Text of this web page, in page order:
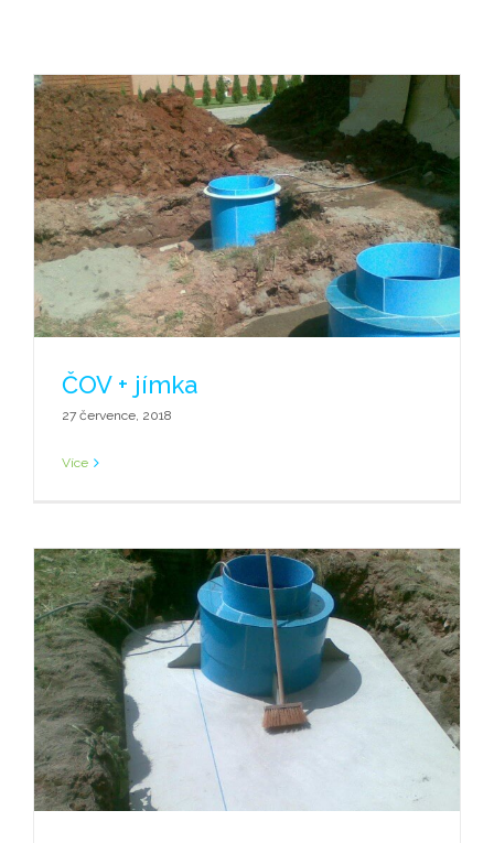
ČOV + jímka
27 července, 2018
Více